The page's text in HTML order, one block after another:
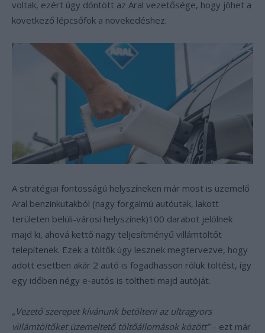
voltak, ezért úgy döntött az Aral vezetősége, hogy jöhet a
következő lépcsőfok a növekedéshez.
A stratégiai fontosságú helyszíneken már most is üzemelő
Aral benzinkutakból (nagy forgalmú autóutak, lakott
területen belüli-városi helyszínek)100 darabot jelölnek
majd ki, ahová kettő nagy teljesítményű villámtöltőt
telepítenek. Ezek a töltők úgy lesznek megtervezve, hogy
adott esetben akár 2 autó is fogadhasson róluk töltést, így
egy időben négy e-autós is töltheti majd autóját.
„Vezető szerepet kívánunk betölteni az ultragyors
villámtöltőket üzemeltető töltőállomások között”– ezt már